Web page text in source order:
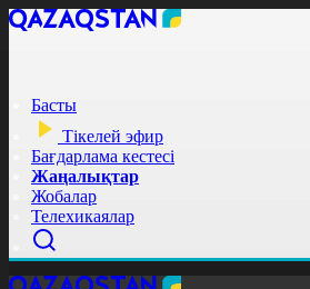
Басты
Тікелей эфир
Бағдарлама кестесі
Жаңалықтар
Жобалар
Телехикаялар